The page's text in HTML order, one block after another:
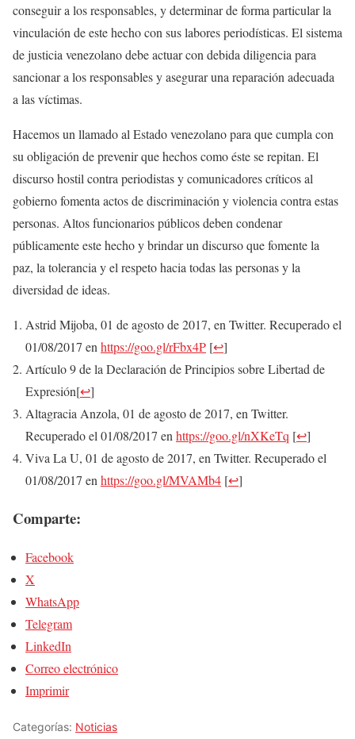
conseguir a los responsables, y determinar de forma particular la
vinculación de este hecho con sus labores periodísticas. El sistema
de justicia venezolano debe actuar con debida diligencia para
sancionar a los responsables y asegurar una reparación adecuada
a las víctimas.
Hacemos un llamado al Estado venezolano para que cumpla con
su obligación de prevenir que hechos como éste se repitan. El
discurso hostil contra periodistas y comunicadores críticos al
gobierno fomenta actos de discriminación y violencia contra estas
personas. Altos funcionarios públicos deben condenar
públicamente este hecho y brindar un discurso que fomente la
paz, la tolerancia y el respeto hacia todas las personas y la
diversidad de ideas.
Astrid Mijoba, 01 de agosto de 2017, en Twitter. Recuperado el
01/08/2017 en https://goo.gl/rFbx4P [↩]
Artículo 9 de la Declaración de Principios sobre Libertad de
Expresión[↩]
Altagracia Anzola, 01 de agosto de 2017, en Twitter.
Recuperado el 01/08/2017 en https://goo.gl/nXKeTq [↩]
Viva La U, 01 de agosto de 2017, en Twitter. Recuperado el
01/08/2017 en https://goo.gl/MVAMb4 [↩]
Comparte:
Facebook
X
WhatsApp
Telegram
LinkedIn
Correo electrónico
Imprimir
Categorías: Noticias